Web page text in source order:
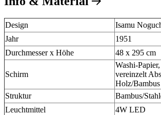
Design
Isamu
Jahr
1951
Durchmesser x Höhe
48 x 295 cm
Schirm
Washi-
vereinzelt
Holz/Bambus
Struktur
Bambus/
Leuchtmittel
4W LED